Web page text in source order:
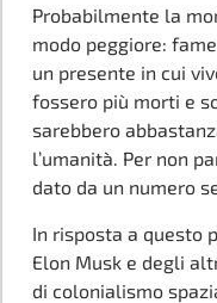
Probabilmente la
modo peggiore:
un presente in cui
fossero più morti e
sarebbero
l’umanità. Per non
dato da un numero
In risposta a questo
Elon Musk e degli
di colonialismo